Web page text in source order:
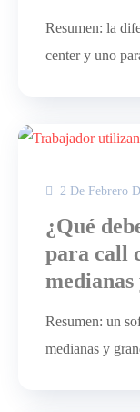
Resumen: la
center y uno
2 De Febrero
¿Qué
para call
medianas
Resumen: un
medianas y